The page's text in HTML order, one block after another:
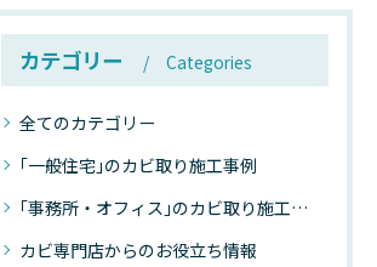
カテゴリー Categories
全てのカテゴリー
｢一般住宅｣のカビ取り施工事例
｢事務所・オフィス｣のカビ取り施工事例
カビ専門店からのお役立ち情報